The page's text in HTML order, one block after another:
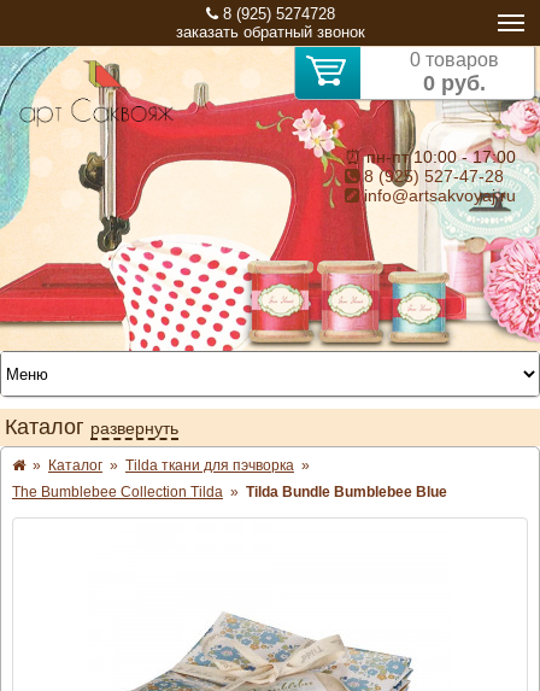
8 (925) 5274728
заказать обратный звонок
0 товаров
0 руб.
⏰ пн-пт 10:00 - 17:00
8 (925) 527-47-28
info@artsakvoyaj.ru
Каталог развернуть
» Каталог » Tilda ткани для пэчворка »
The Bumblebee Collection Tilda » Tilda Bundle Bumblebee Blue